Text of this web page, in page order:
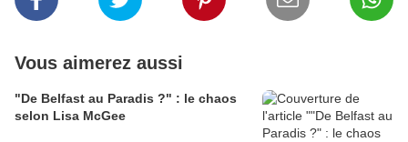
Vous aimerez aussi
"De Belfast au Paradis ?" : le chaos
selon Lisa McGee